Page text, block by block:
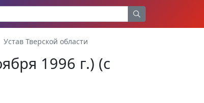
Устав Тверской области
1996 г.) (с